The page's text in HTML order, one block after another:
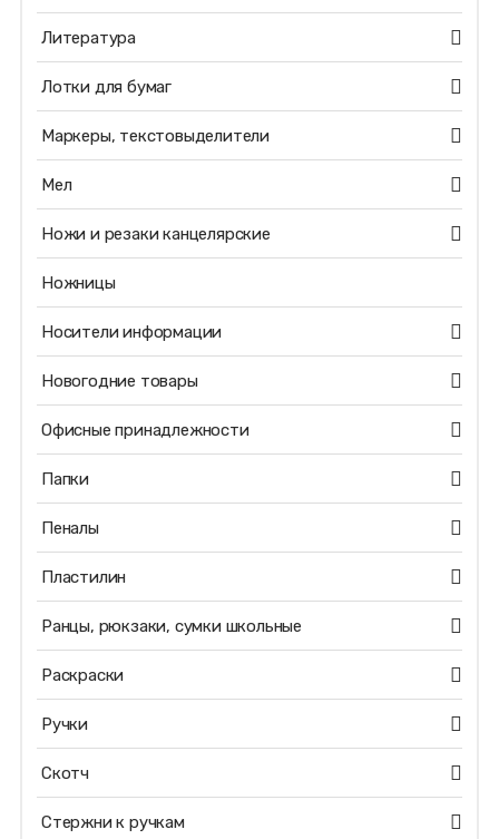
Литература
Лотки для бумаг
Маркеры, текстовыделители
Мел
Ножи и резаки канцелярские
Ножницы
Носители информации
Новогодние товары
Офисные принадлежности
Папки
Пеналы
Пластилин
Ранцы, рюкзаки, сумки школьные
Раскраски
Ручки
Скотч
Стержни к ручкам